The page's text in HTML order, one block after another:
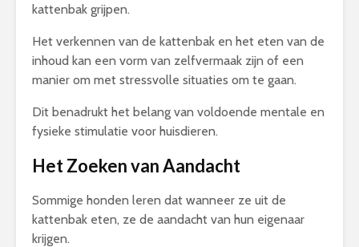
kattenbak grijpen.
Het verkennen van de kattenbak en het eten van de
inhoud kan een vorm van zelfvermaak zijn of een
manier om met stressvolle situaties om te gaan.
Dit benadrukt het belang van voldoende mentale en
fysieke stimulatie voor huisdieren.
Het Zoeken van Aandacht
Sommige honden leren dat wanneer ze uit de
kattenbak eten, ze de aandacht van hun eigenaar
krijgen.